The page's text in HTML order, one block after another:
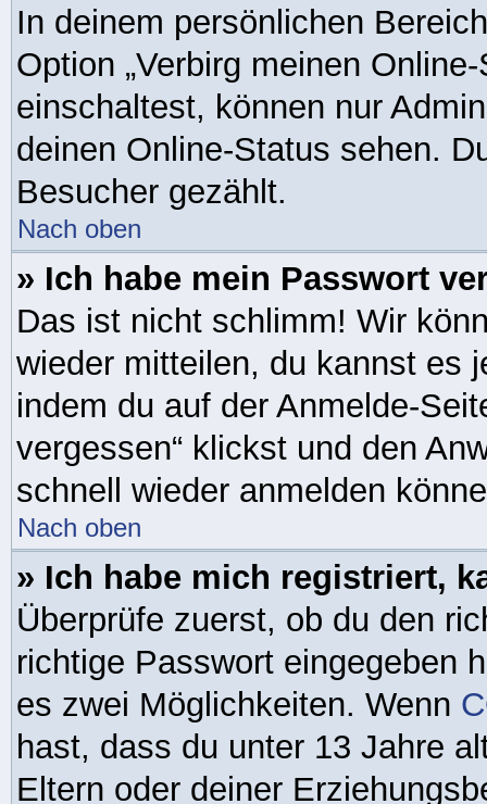
In deinem persönlichen
Option „Verbirg meinen
einschaltest, können nur
deinen Online-Status sehen.
Besucher gezählt.
Nach oben
» Ich habe mein Passwort
Das ist nicht schlimm! Wir
wieder mitteilen, du kannst es
indem du auf der Anmelde-
vergessen“ klickst und den
schnell wieder anmelden
Nach oben
» Ich habe mich registriert,
Überprüfe zuerst, ob du den
richtige Passwort eingegeben
es zwei Möglichkeiten. Wenn
hast, dass du unter 13 Jahre
Eltern oder deiner